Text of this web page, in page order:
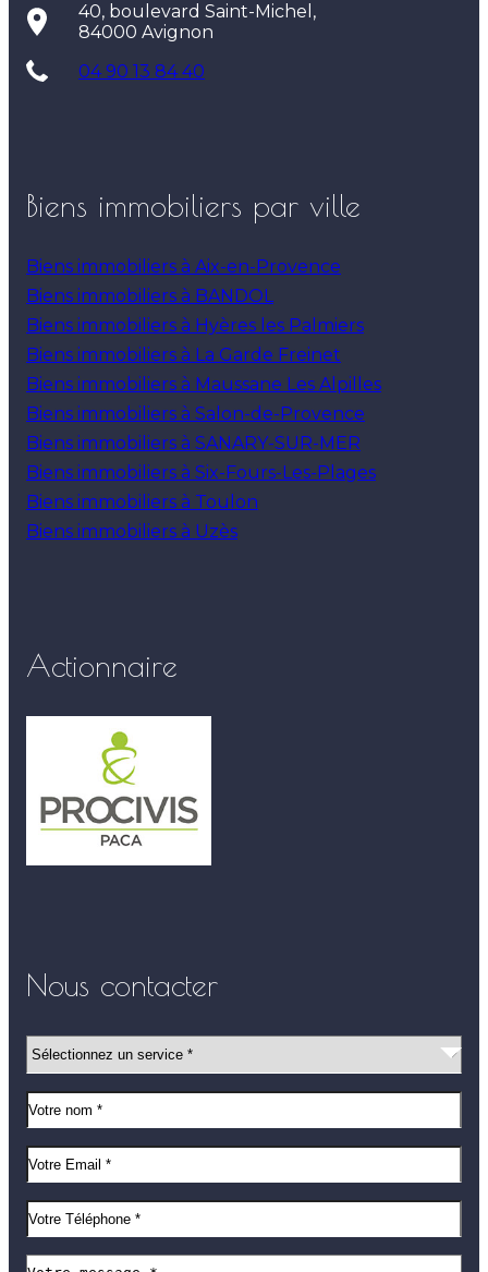
40, boulevard Saint-Michel,
84000 Avignon
04 90 13 84 40
Biens immobiliers par ville
Biens immobiliers à Aix-en-Provence
Biens immobiliers à BANDOL
Biens immobiliers à Hyères les Palmiers
Biens immobiliers à La Garde Freinet
Biens immobiliers à Maussane Les Alpilles
Biens immobiliers à Salon-de-Provence
Biens immobiliers à SANARY-SUR-MER
Biens immobiliers à Six-Fours-Les-Plages
Biens immobiliers à Toulon
Biens immobiliers à Uzès
Actionnaire
Nous contacter